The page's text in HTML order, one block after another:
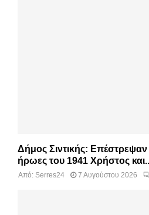
Δήμος Σιντικής:
ήρωες του 1941 Χρήστος
Από: Serres24 7 Αυγούστου 2026